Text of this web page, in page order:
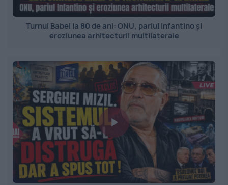
Turnul Babel la 80 de ani: ONU, pariul Infantino și
eroziunea arhitecturii multilaterale